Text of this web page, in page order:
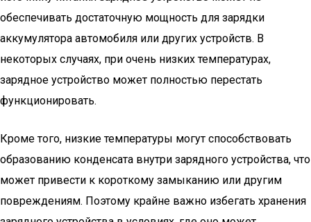
обеспечивать достаточную мощность для зарядки
аккумулятора автомобиля или других устройств. В
некоторых случаях, при очень низких температурах,
зарядное устройство может полностью перестать
функционировать.
Кроме того, низкие температуры могут способствовать
образованию конденсата внутри зарядного устройства, что
может привести к короткому замыканию или другим
повреждениям. Поэтому крайне важно избегать хранения